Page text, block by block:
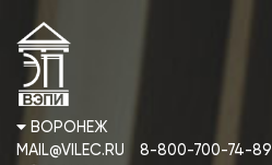
ВОРОНЕЖ
MAIL@VILEC.RU
8-800-700-74-89